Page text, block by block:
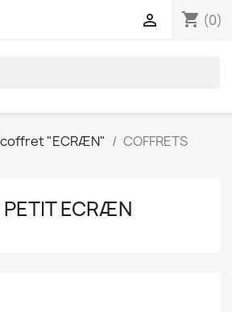
shopping_cart (0)

coffret "ECRÆN"
COFFRETS
PETIT ECRÆN